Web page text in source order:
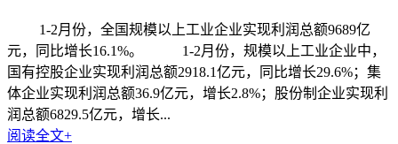
1-2月份，全国规模以上工业企业实现利润总额9689亿
元，同比增长16.1%。 1-2月份，规模以上工业企业中，
国有控股企业实现利润总额2918.1亿元，同比增长29.6%；集
体企业实现利润总额36.9亿元，增长2.8%；股份制企业实现利
润总额6829.5亿元，增长...
阅读全文+